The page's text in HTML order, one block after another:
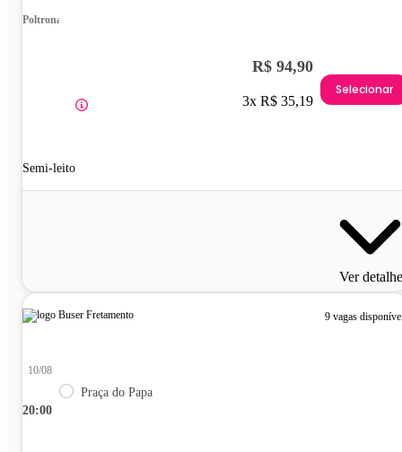
Poltrona
Semi-leito
R$ 94,90
3x R$ 35,19
Selecionar
Ver
9 vagas
20:00
10/08
Praça do Papa